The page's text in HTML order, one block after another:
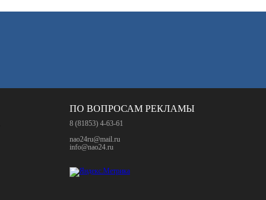
ПО ВОПРОСАМ РЕКЛАМЫ
8 (81853) 4-63-61
nao24ru@mail.ru
info@nao24.ru